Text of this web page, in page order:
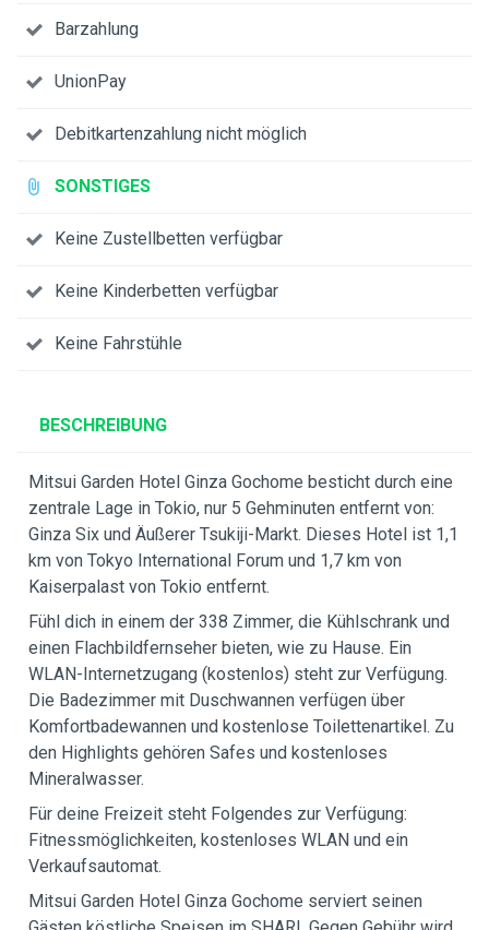
Barzahlung
UnionPay
Debitkartenzahlung nicht möglich
SONSTIGES
Keine Zustellbetten verfügbar
Keine Kinderbetten verfügbar
Keine Fahrstühle
BESCHREIBUNG
Mitsui Garden Hotel Ginza Gochome besticht durch eine
zentrale Lage in Tokio, nur 5 Gehminuten entfernt von:
Ginza Six und Äußerer Tsukiji-Markt. Dieses Hotel ist 1,1
km von Tokyo International Forum und 1,7 km von
Kaiserpalast von Tokio entfernt.
Fühl dich in einem der 338 Zimmer, die Kühlschrank und
einen Flachbildfernseher bieten, wie zu Hause. Ein
WLAN-Internetzugang (kostenlos) steht zur Verfügung.
Die Badezimmer mit Duschwannen verfügen über
Komfortbadewannen und kostenlose Toilettenartikel. Zu
den Highlights gehören Safes und kostenloses
Mineralwasser.
Für deine Freizeit steht Folgendes zur Verfügung:
Fitnessmöglichkeiten, kostenloses WLAN und ein
Verkaufsautomat.
Mitsui Garden Hotel Ginza Gochome serviert seinen